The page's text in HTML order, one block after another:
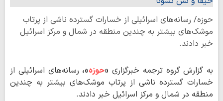
حوزه/ رسانه‌های اسرائیلی از خسارات گسترده ناشی از پرتاب
موشک‌های بیشتر به چندین منطقه در شمال و مرکز اسرائیل
خبر دادند.
به گزارش گروه ترجمه خبرگزاری «حوزه»، رسانه‌های اسرائیلی از
خسارات گسترده ناشی از پرتاب موشک‌های بیشتر به چندین
منطقه در شمال و مرکز اسرائیل خبر دادند.